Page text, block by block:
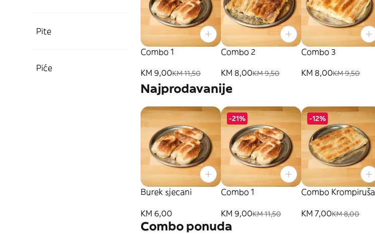
Pite
Piće
Combo 1
KM 9,00KM 11,50
Combo 2
KM 8,00KM 9,50
Combo 3
KM 8,00KM 9,50
Najprodavanije
Burek sjecani
KM 6,00
-21%
Combo 1
KM 9,00KM 11,50
-12%
Combo Krompiruša
KM 7,00KM 8,00
Combo ponuda